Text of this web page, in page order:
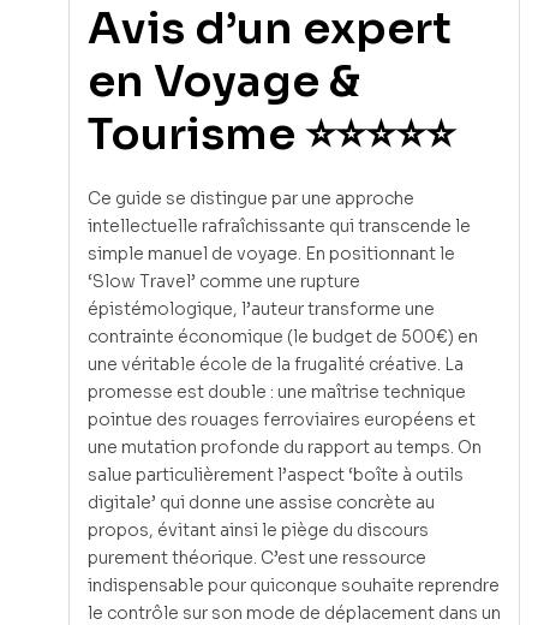
Avis d’un expert
en Voyage &
Tourisme ⭐⭐⭐⭐⭐
Ce guide se distingue par une approche
intellectuelle rafraîchissante qui transcende le
simple manuel de voyage. En positionnant le
‘Slow Travel’ comme une rupture
épistémologique, l’auteur transforme une
contrainte économique (le budget de 500€) en
une véritable école de la frugalité créative. La
promesse est double : une maîtrise technique
pointue des rouages ferroviaires européens et
une mutation profonde du rapport au temps. On
salue particulièrement l’aspect ‘boîte à outils
digitale’ qui donne une assise concrète au
propos, évitant ainsi le piège du discours
purement théorique. C’est une ressource
indispensable pour quiconque souhaite reprendre
le contrôle sur son mode de déplacement dans un